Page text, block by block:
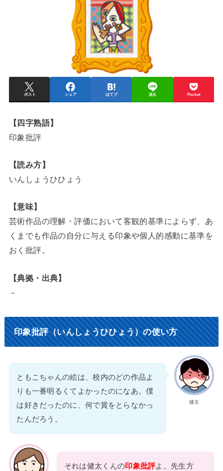
ポスト シェア はてブ 送る Pocket
【四字熟語】
印象批評
【読み方】
いんしょうひひょう
【意味】
芸術作品の理解・評価において客観的基準によらず、あ
くまでも作品の自分に与える印象や個人的感動に基準を
おく批評。
【典拠・出典】
－
印象批評（いんしょうひひょう）の使い方
健太
ともこちゃんの絵は、校内のどの作品よ
りも一番明るくてよかったのになあ。僕
は好きだったのに、何で賞をとらなかっ
たんだろう。
それは健太くんの印象批評よ。先生方